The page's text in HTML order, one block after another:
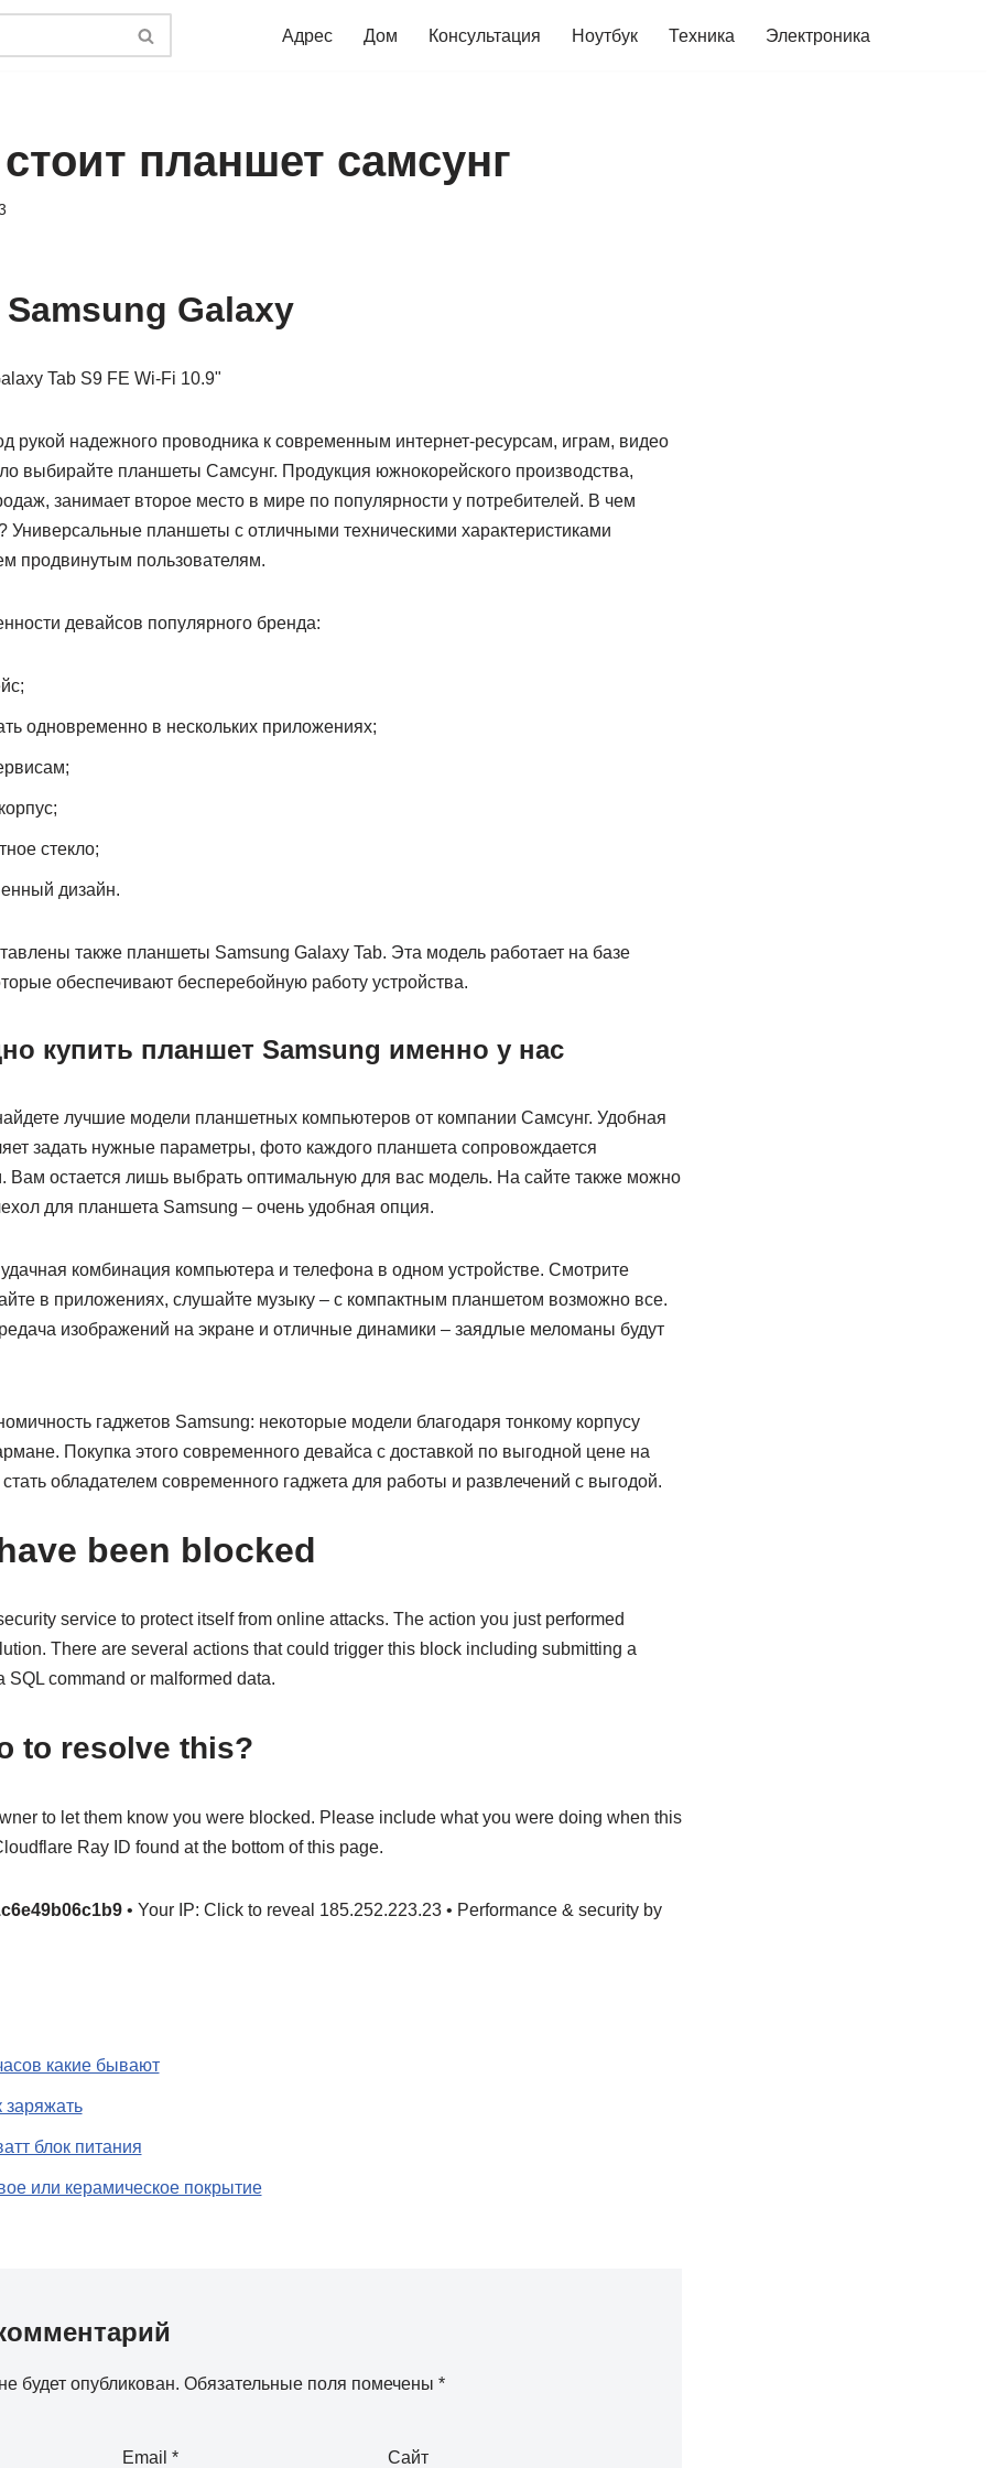
Адрес Дом Консультация Ноутбук Техника Электроника
планшет самсунг
Galaxy
рукой надежного проводника к современным интернет-ресурсам, играм, видео
выбирайте планшеты Самсунг. Продукция южнокорейского производства,
занимает второе место в мире по популярности у потребителей. В чем
Универсальные планшеты с отличными техническими характеристиками
продвинутым пользователям.
девайсов популярного бренда:
одновременно в нескольких приложениях;
стекло;
дизайн.
также планшеты Samsung Galaxy Tab. Эта модель работает на базе
обеспечивают бесперебойную работу устройства.
купить планшет Samsung именно у нас
лучшие модели планшетных компьютеров от компании Самсунг. Удобная
задать нужные параметры, фото каждого планшета сопровождается
остается лишь выбрать оптимальную для вас модель. На сайте также можно
для планшета Samsung – очень удобная опция.
комбинация компьютера и телефона в одном устройстве. Смотрите
в приложениях, слушайте музыку – с компактным планшетом возможно все.
изображений на экране и отличные динамики – заядлые меломаны будут
гаджетов Samsung: некоторые модели благодаря тонкому корпусу
Покупка этого современного девайса с доставкой по выгодной цене на
обладателем современного гаджета для работы и развлечений с выгодой.
been blocked
service to protect itself from online attacks. The action you just performed
There are several actions that could trigger this block including submitting a
SQL command or malformed data.
to resolve this?
to let them know you were blocked. Please include what you were doing when this
Ray ID found at the bottom of this page.
• Your IP: Click to reveal 185.252.223.23 • Performance & security by
какие бывают
заряжать
блок питания
или керамическое покрытие
будет опубликован. Обязательные поля помечены *
Email * Сайт